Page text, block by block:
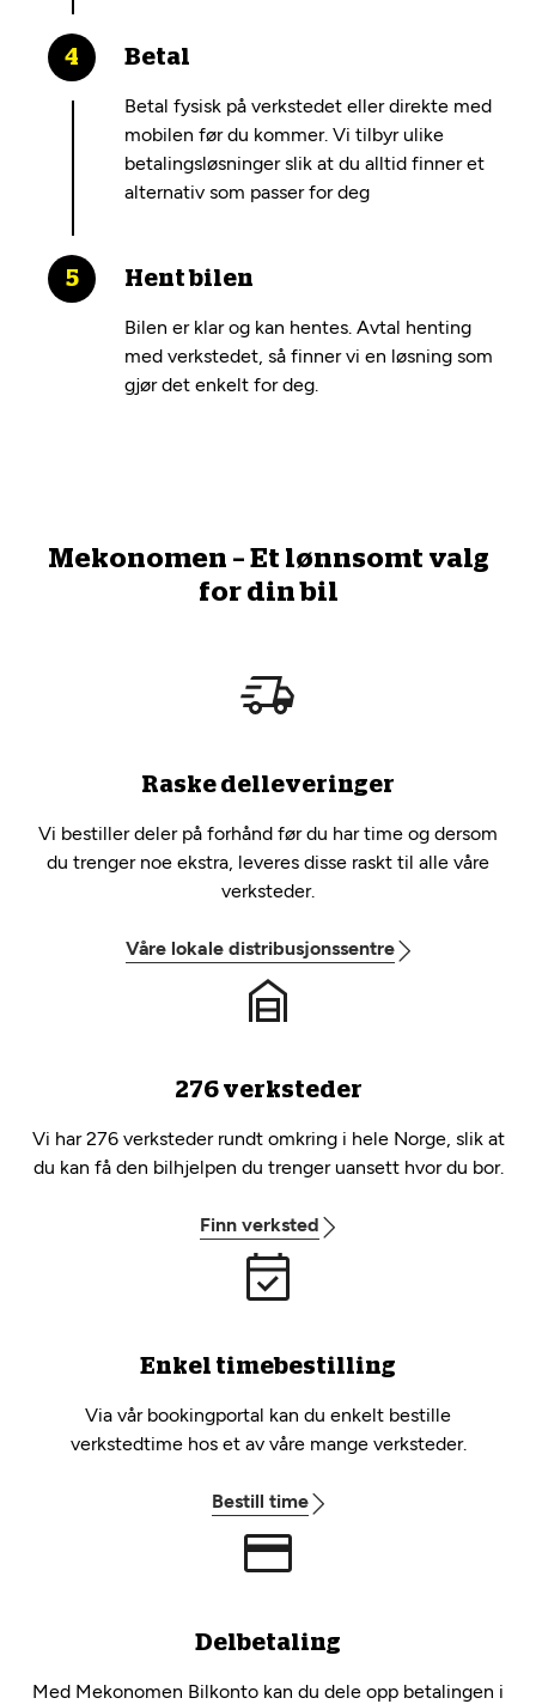
Betal
Betal fysisk på verkstedet eller direkte med
mobilen før du kommer. Vi tilbyr ulike
betalingsløsninger slik at du alltid finner et
alternativ som passer for deg
Hent bilen
Bilen er klar og kan hentes. Avtal henting
med verkstedet, så finner vi en løsning som
gjør det enkelt for deg.
Mekonomen – Et lønnsomt valg
for din bil
Raske delleveringer
Vi bestiller deler på forhånd før du har time og dersom
du trenger noe ekstra, leveres disse raskt til alle våre
verksteder.
Våre lokale distribusjonssentre
276 verksteder
Vi har 276 verksteder rundt omkring i hele Norge, slik at
du kan få den bilhjelpen du trenger uansett hvor du bor.
Finn verksted
Enkel timebestilling
Via vår bookingportal kan du enkelt bestille
verkstedtime hos et av våre mange verksteder.
Bestill time
Delbetaling
Med Mekonomen Bilkonto kan du dele opp betalingen i